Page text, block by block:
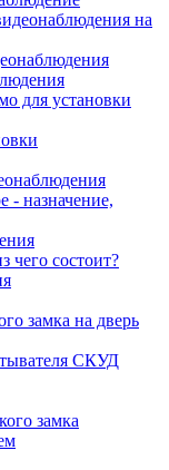
на
для установки
- назначение,
чего состоит?
замка на дверь
СКУД
замка